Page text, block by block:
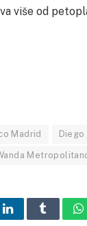
više od
Madrid Diego
LinkedInTumblr